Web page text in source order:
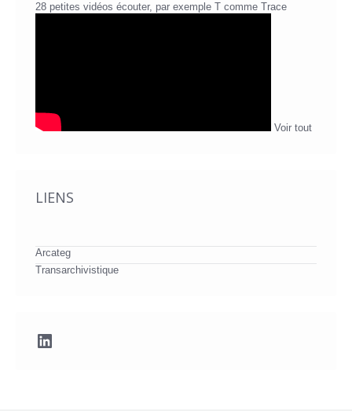
28 petites vidéos écouter, par exemple T comme Trace
Voir tout
LIENS
Arcateg
Transarchivistique
LinkedIn